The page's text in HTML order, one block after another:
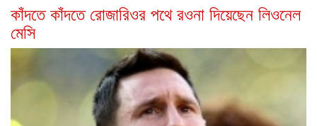
কাঁদতে কাঁদতে রোজারিওর পথে রওনা দিয়েছেন লিওনেল
মেসি